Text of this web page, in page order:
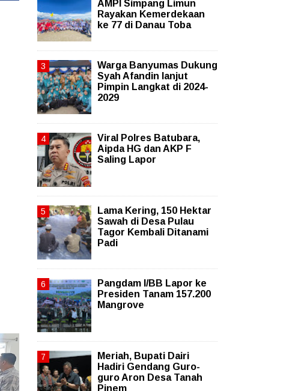
AMPI Simpang Limun
Rayakan Kemerdekaan
ke 77 di Danau Toba
Warga Banyumas Dukung
Syah Afandin lanjut
Pimpin Langkat di 2024-
2029
Viral Polres Batubara,
Aipda HG dan AKP F
Saling Lapor
Lama Kering, 150 Hektar
Sawah di Desa Pulau
Tagor Kembali Ditanami
Padi
Pangdam I/BB Lapor ke
Presiden Tanam 157.200
Mangrove
Meriah, Bupati Dairi
Hadiri Gendang Guro-
guro Aron Desa Tanah
Pinem